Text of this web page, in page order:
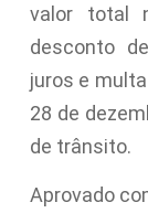
valor total
desconto
juros e
28 de
de trânsito.
Aprovado